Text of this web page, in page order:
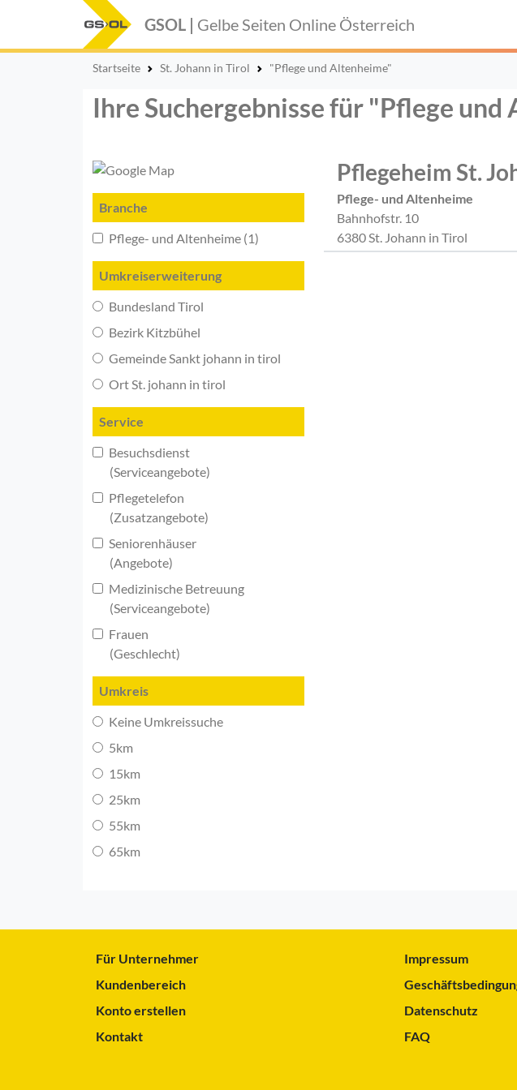
GSOL | Gelbe Seiten Online Österreich
Startseite St. Johann in Tirol "Pflege und Altenheime"
Ihre Suchergebnisse für "Pflege
Branche
Pflege- und Altenheime (1)
Umkreiserweiterung
Bundesland Tirol
Bezirk Kitzbühel
Gemeinde Sankt johann in tirol
Ort St. johann in tirol
Service
Besuchsdienst
(Serviceangebote)
Pflegetelefon
(Zusatzangebote)
Seniorenhäuser
(Angebote)
Medizinische Betreuung
(Serviceangebote)
Frauen
(Geschlecht)
Umkreis
Keine Umkreissuche
5km
15km
25km
55km
65km
Pflegeheim St.
Pflege- und Altenheime
Bahnhofstr. 10
6380 St. Johann in Tirol
Für Unternehmer
Kundenbereich
Konto erstellen
Kontakt
Impressum
Datenschutz
FAQ